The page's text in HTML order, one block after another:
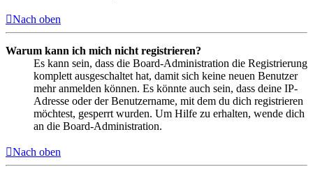
Nach oben
Warum kann ich mich nicht registrieren?
Es kann sein, dass die Board-Administration die Registrierung
komplett ausgeschaltet hat, damit sich keine neuen Benutzer
mehr anmelden können. Es könnte auch sein, dass deine IP-
Adresse oder der Benutzername, mit dem du dich registrieren
möchtest, gesperrt wurden. Um Hilfe zu erhalten, wende dich
an die Board-Administration.
Nach oben